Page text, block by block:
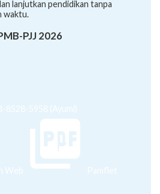
lanjutkan pendidikan tanpa
waktu.
PJJ 2026
8528-5958 (Ayumi)
Web Pamflet